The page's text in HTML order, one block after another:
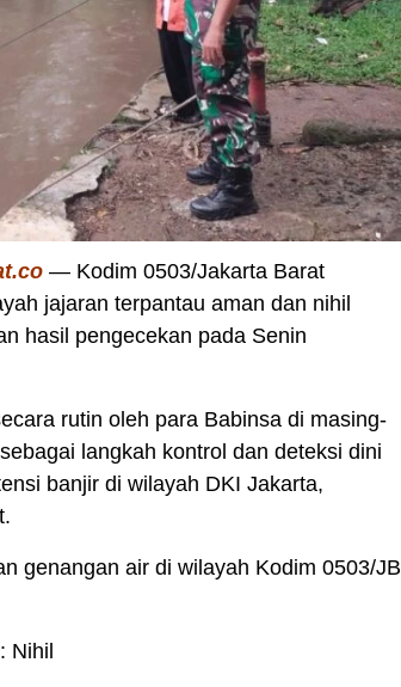
— Kodim 0503/Jakarta Barat
jajaran terpantau aman dan nihil
hasil pengecekan pada Senin
rutin oleh para Babinsa di masing-
langkah kontrol dan deteksi dini
banjir di wilayah DKI Jakarta,
genangan air di wilayah Kodim 0503/JB
Nihil